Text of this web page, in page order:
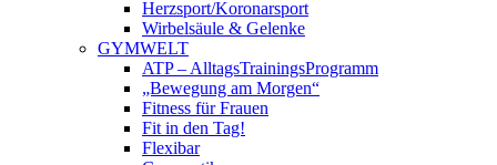
Herzsport/Koronarsport
Wirbelsäule & Gelenke
GYMWELT
ATP – AlltagsTrainingsProgramm
„Bewegung am Morgen“
Fitness für Frauen
Fit in den Tag!
Flexibar